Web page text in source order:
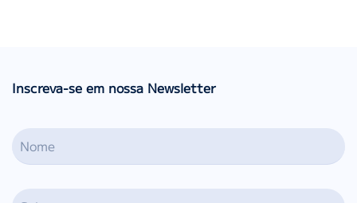
Inscreva-se em nossa Newsletter